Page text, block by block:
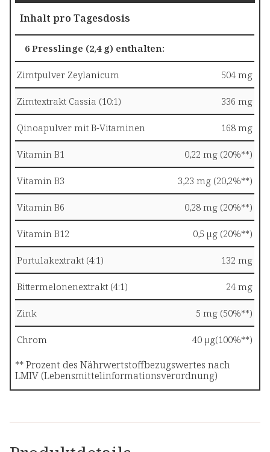
Inhalt pro Tagesdosis
6 Presslinge (2,4 g) enthalten:
Zimtpulver Zeylanicum 504 mg
Zimtextrakt Cassia (10:1) 336 mg
Qinoapulver mit B-Vitaminen 168 mg
Vitamin B1 0,22 mg (20%**)
Vitamin B3 3,23 mg (20,2%**)
Vitamin B6 0,28 mg (20%**)
Vitamin B12 0,5 µg (20%**)
Portulakextrakt (4:1) 132 mg
Bittermelonenextrakt (4:1) 24 mg
Zink 5 mg (50%**)
Chrom 40 µg(100%**)
** Prozent des Nährwertstoffbezugswertes nach
LMIV (Lebensmittelinformationsverordnung)